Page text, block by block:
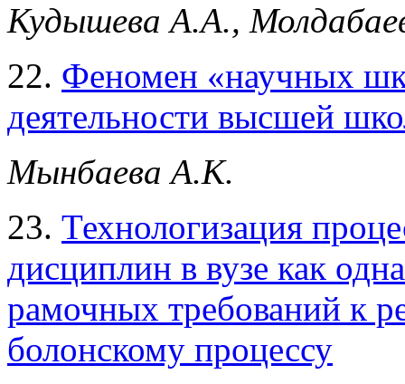
Кудышева А.А.,
22. Феномен «научных
деятельности высшей
Мынбаева А.К.
23. Технологизация
дисциплин в вузе как
рамочных требований к
болонскому процессу